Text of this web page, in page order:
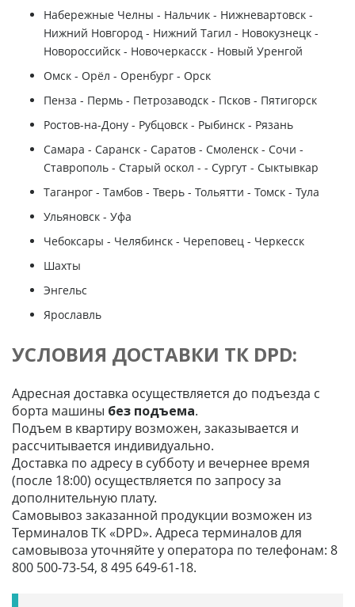
Набережные Челны - Нальчик - Нижневартовск -
Нижний Новгород - Нижний Тагил - Новокузнецк -
Новороссийск - Новочеркасск - Новый Уренгой
Омск - Орёл - Оренбург - Орск
Пенза - Пермь - Петрозаводск - Псков - Пятигорск
Ростов-на-Дону - Рубцовск - Рыбинск - Рязань
Самара - Саранск - Саратов - Смоленск - Сочи -
Ставрополь - Старый оскол - - Сургут - Сыктывкар
Таганрог - Тамбов - Тверь - Тольятти - Томск - Тула
Ульяновск - Уфа
Чебоксары - Челябинск - Череповец - Черкесск
Шахты
Энгельс
Ярославль
УСЛОВИЯ ДОСТАВКИ ТК DPD:
Адресная доставка осуществляется до подъезда с
борта машины без подъема.
Подъем в квартиру возможен, заказывается и
рассчитывается индивидуально.
Доставка по адресу в субботу и вечернее время
(после 18:00) осуществляется по запросу за
дополнительную плату.
Самовывоз заказанной продукции возможен из
Терминалов ТК «DPD». Адреса терминалов для
самовывоза уточняйте у оператора по телефонам: 8
800 500-73-54, 8 495 649-61-18.